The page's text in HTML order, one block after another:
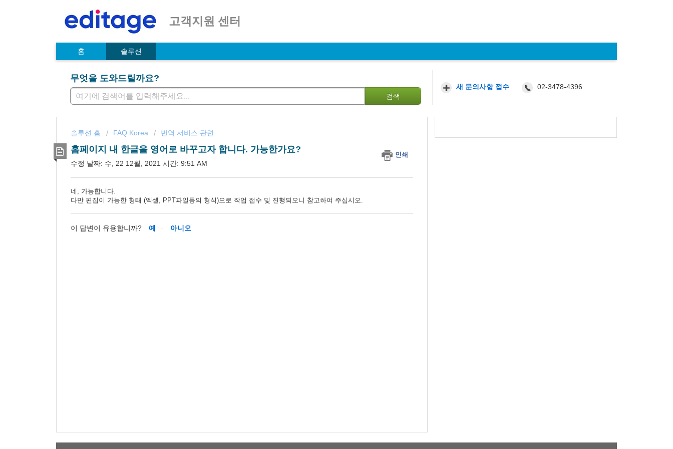
고객지원 센터
홈 솔루션
무엇을 도와드릴까요?
검색
02-3478-4396
솔루션 홈 FAQ Korea 번역 서비스 관련
홈페이지 내 한글을 영어로 바꾸고자 합니다. 가능한가요?
인쇄
수정 날짜: 수, 22 12월, 2021 시간: 9:51 AM
네, 가능합니다.
다만 편집이 가능한 형태 (엑셀, PPT파일등의 형식)으로 작업 접수 및 진행되오니 참고하여 주십시오.
이 답변이 유용합니까? 예 아니오